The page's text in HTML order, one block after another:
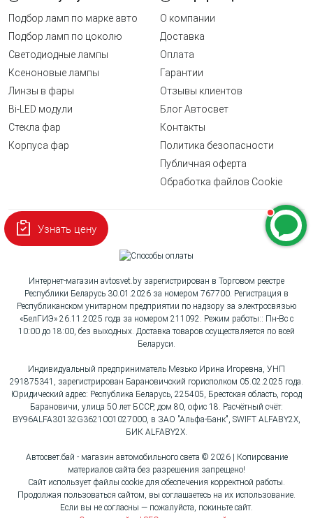
Подбор ламп по марке авто
Подбор ламп по цоколю
Светодиодные лампы
Ксеноновые лампы
Линзы в фары
Bi-LED модули
Стекла фар
Корпуса фар
О компании
Доставка
Оплата
Гарантии
Отзывы клиентов
Блог Автосвет
Контакты
Политика безопасности
Публичная оферта
Обработка файлов Cookie
Интернет-магазин avtosvet.by зарегистрирован в Торговом реестре
Республики Беларусь 30.01.2026 за номером 767700. Регистрация в
Республиканском унитарном предприятии по надзору за электросвязью
«БелГИЭ» 26.11.2025 года за номером 211092. Режим работы:: Пн-Вс с
10:00 до 18:00, без выходных. Доставка товаров осуществляется по всей
Беларуси.
Индивидуальный предприниматель Мезько Ирина Игоревна, УНП
291875341, зарегистрирован Барановичский горисполком 05.02.2025 года.
Юридический адрес: Республика Беларусь, 225405, Брестская область, город
Барановичи, улица 50 лет БССР, дом 80, офис 18. Расчётный счёт:
BY96ALFA30132G3621001027000, в ЗАО "Альфа-Банк", SWIFT ALFABY2X,
БИК ALFABY2X.
Автосвет.бай - магазин автомобильного света © 2026 | Копирование
материалов сайта без разрешения запрещено!
Сайт использует файлы cookie для обеспечения корректной работы.
Продолжая пользоваться сайтом, вы соглашаетесь на их использование.
Если вы не согласны — пожалуйста, покиньте сайт.
Узнать цену